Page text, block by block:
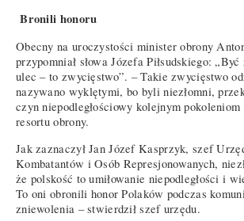
Bronili honoru
Obecny na uroczystości minister obrony
przypomniał słowa Józefa Piłsudskiego:
ulec – to zwycięstwo”. – Takie zwycięstwo
nazywano wyklętymi, bo byli niezłomni,
czyn niepodległościowy kolejnym
resortu obrony.
Jak zaznaczył Jan Józef Kasprzyk, szef
Kombatantów i Osób Represjonowanych,
że polskość to umiłowanie niepodległości i
To oni obronili honor Polaków podczas
zniewolenia – stwierdził szef urzędu.